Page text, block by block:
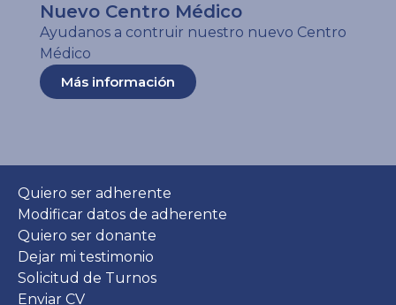
Nuevo Centro Médico
Ayudanos a contruir nuestro nuevo Centro
Médico
Más información
Quiero ser adherente
Modificar datos de adherente
Quiero ser donante
Dejar mi testimonio
Solicitud de Turnos
Enviar CV